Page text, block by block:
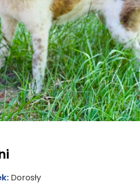
Dorosły